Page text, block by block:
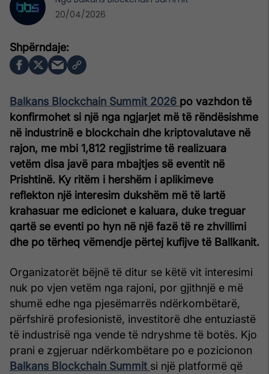
Balkans Blockchain Summit 2026 po vazhdon të
konfirmohet si një nga ngjarjet më të rëndësishme
në industrinë e blockchain dhe kriptovalutave në
rajon, me mbi 1,812 regjistrime të realizuara
vetëm disa javë para mbajtjes së eventit në
Prishtinë. Ky ritëm i hershëm i aplikimeve
reflekton një interesim dukshëm më të lartë
krahasuar me edicionet e kaluara, duke treguar
qartë se eventi po hyn në një fazë të re zhvillimi
dhe po tërheq vëmendje përtej kufijve të Ballkanit.
Organizatorët bëjnë të ditur se këtë vit interesimi
nuk po vjen vetëm nga rajoni, por gjithnjë e më
shumë edhe nga pjesëmarrës ndërkombëtarë,
përfshirë profesionistë, investitorë dhe entuziastë
të industrisë nga vende të ndryshme të botës. Kjo
prani e zgjeruar ndërkombëtare po e pozicionon
Balkans Blockchain Summit si një platformë që
20/04/2026